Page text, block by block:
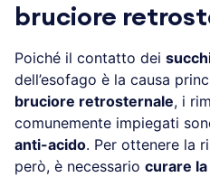
bruciore
Poiché il contatto dei
dell’esofago è la causa
bruciore retrosternale, i
comunemente impiegati
anti-acido. Per ottenere la
però, è necessario curare